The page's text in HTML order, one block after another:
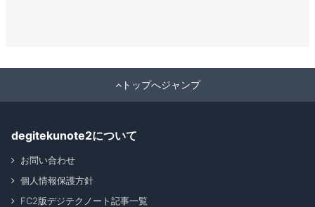
トップへジャンプ
degitekunote2について
お問い合わせ
個人情報保護方針
FC2版デジテクノート記事一覧